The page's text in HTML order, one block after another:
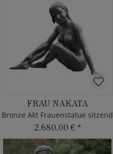
FRAU NAKATA
Bronze Akt Frauenstatue sitzend
2.680,00 € *